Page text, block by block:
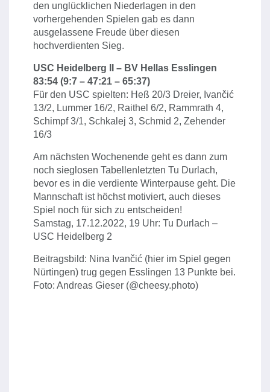
den unglücklichen Niederlagen in den
vorhergehenden Spielen gab es dann
ausgelassene Freude über diesen
hochverdienten Sieg.
USC Heidelberg II – BV Hellas Esslingen
83:54 (9:7 – 47:21 – 65:37)
Für den USC spielten: Heß 20/3 Dreier, Ivančić
13/2, Lummer 16/2, Raithel 6/2, Rammrath 4,
Schimpf 3/1, Schkalej 3, Schmid 2, Zehender
16/3
Am nächsten Wochenende geht es dann zum
noch sieglosen Tabellenletzten Tu Durlach,
bevor es in die verdiente Winterpause geht. Die
Mannschaft ist höchst motiviert, auch dieses
Spiel noch für sich zu entscheiden!
Samstag, 17.12.2022, 19 Uhr: Tu Durlach –
USC Heidelberg 2
Beitragsbild: Nina Ivančić (hier im Spiel gegen
Nürtingen) trug gegen Esslingen 13 Punkte bei.
Foto: Andreas Gieser (@cheesy.photo)